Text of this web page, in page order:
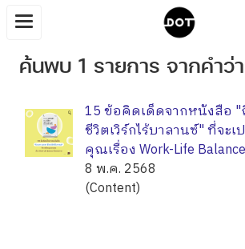
ค้นพบ 1 รายการ จากคำว่
15 ข้อคิดเด็ดจากหนังสือ "
ชีวิตเวิร์กไร้บาลานซ์" ที่จะ
คุณเรื่อง Work-Life
8 พ.ค. 2568
(Content)